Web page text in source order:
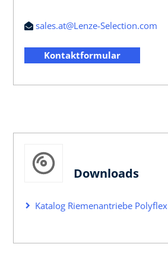
sales.at@Lenze-Selection.com
Kontaktformular
Downloads
Katalog Riemenantriebe Polyflex